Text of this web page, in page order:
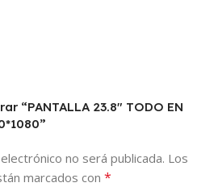
“PANTALLA 23.8″ TODO EN
no será publicada. Los
marcados con *